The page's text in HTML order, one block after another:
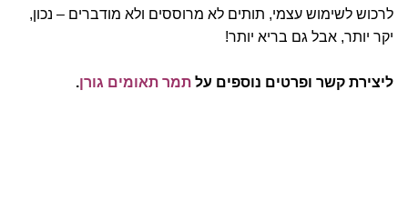
לרכוש לשימוש עצמי, תותים לא מרוססים ולא מודברים – נכון,
יקר יותר, אבל גם בריא יותר!
ליצירת קשר ופרטים נוספים על תמר תאומים גורן.